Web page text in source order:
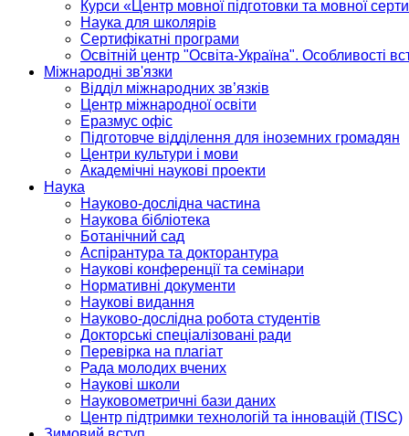
Курси «Центр мовної підготовки та мовної
Наука для школярів
Сертифікатні програми
Освітній центр "Освіта-Україна". Особливості
Міжнародні зв'язки
Відділ міжнародних зв’язків
Центр міжнародної освіти
Еразмус офіс
Підготовче відділення для іноземних громадян
Центри культури і мови
Академічні наукові проекти
Наука
Науково-дослідна частина
Наукова бібліотека
Ботанічний сад
Аспірантура та докторантура
Наукові конференції та семінари
Нормативні документи
Наукові видання
Науково-дослідна робота студентів
Докторські спеціалізовані ради
Перевірка на плагіат
Рада молодих вчених
Наукові школи
Науковометричні бази даних
Центр підтримки технологій та інновацій (TISC)